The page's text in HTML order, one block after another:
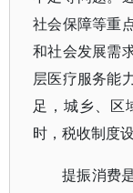
社会保障等重
和社会发展需
层医疗服务能
足，城乡、区
时，税收制度
提振消费